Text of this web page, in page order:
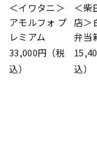
＜イワタニ＞
アモルフォ プ
レミアム
33,000円（税
込）
＜柴
店＞
弁当
込）